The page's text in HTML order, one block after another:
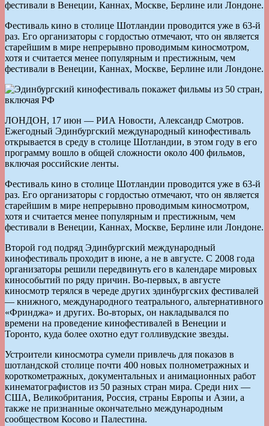
фестивали в Венеции, Каннах, Москве, Берлине или Лондоне.
Фестиваль кино в столице Шотландии проводится уже в 63-й
раз. Его организаторы с гордостью отмечают, что он является
старейшим в мире непрерывно проводимым киносмотром,
хотя и считается менее популярным и престижным, чем
фестивали в Венеции, Каннах, Москве, Берлине или Лондоне.
ЛОНДОН, 17 июн — РИА Новости, Александр Смотров.
Ежегодный Эдинбургский международный кинофестиваль
открывается в среду в столице Шотландии, в этом году в его
программу вошло в общей сложности около 400 фильмов,
включая российские ленты.
Фестиваль кино в столице Шотландии проводится уже в 63-й
раз. Его организаторы с гордостью отмечают, что он является
старейшим в мире непрерывно проводимым киносмотром,
хотя и считается менее популярным и престижным, чем
фестивали в Венеции, Каннах, Москве, Берлине или Лондоне.
Второй год подряд Эдинбургский международный
кинофестиваль проходит в июне, а не в августе. С 2008 года
организаторы решили передвинуть его в календаре мировых
кинособытий по ряду причин. Во-первых, в августе
киносмотр терялся в череде других эдинбургских фестивалей
— книжного, международного театрального, альтернативного
«Фринджа» и других. Во-вторых, он накладывался по
времени на проведение кинофестивалей в Венеции и
Торонто, куда более охотно едут голливудские звезды.
Устроители киносмотра сумели привлечь для показов в
шотландской столице почти 400 новых полнометражных и
короткометражных, документальных и анимационных работ
кинематографистов из 50 разных стран мира. Среди них —
США, Великобритания, Россия, страны Европы и Азии, а
также не признанные окончательно международным
сообществом Косово и Палестина.